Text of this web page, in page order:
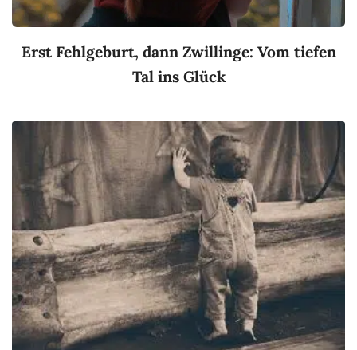
Erst Fehlgeburt, dann Zwillinge: Vom tiefen
Tal ins Glück